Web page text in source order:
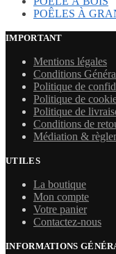
POÊLES À
IMPORTANT
Mentions légales
Conditions
Politique de
Politique de
Politique de
Conditions de
Médiation &
UTILES
La boutique
Mon compte
Votre panier
Contactez-nous
INFORMATIONS